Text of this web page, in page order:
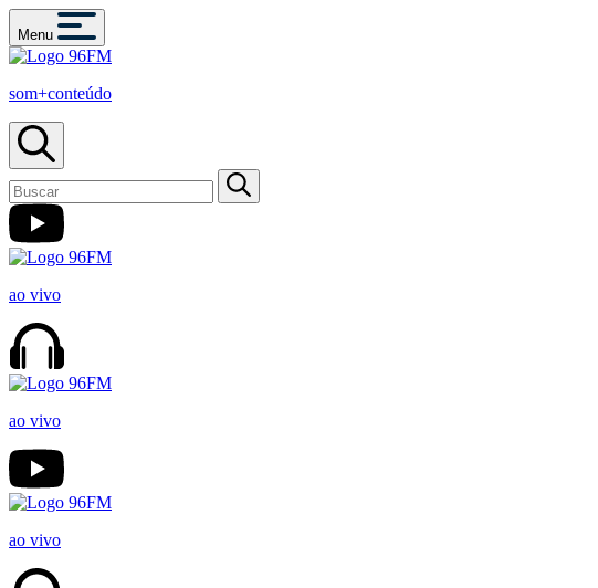
Menu
som+conteúdo
ao vivo
ao vivo
ao vivo